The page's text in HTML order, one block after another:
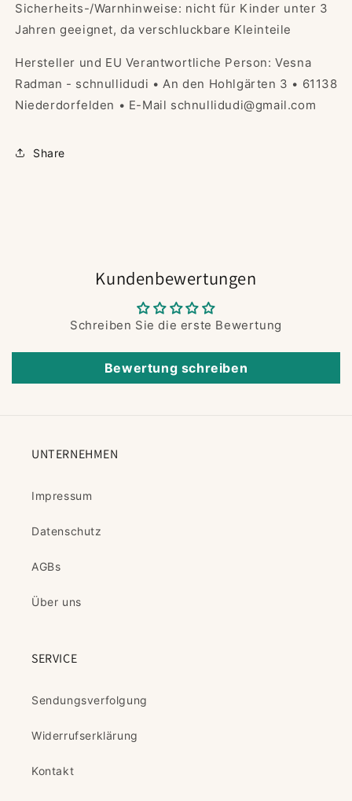
Sicherheits-/Warnhinweise: nicht für Kinder unter 3
Jahren geeignet, da verschluckbare Kleinteile
Hersteller und EU Verantwortliche Person: Vesna
Radman - schnullidudi • An den Hohlgärten 3 • 61138
Niederdorfelden • E-Mail schnullidudi@gmail.com
Share
Kundenbewertungen
Schreiben Sie die erste Bewertung
Bewertung schreiben
UNTERNEHMEN
Impressum
Datenschutz
AGBs
Über uns
SERVICE
Sendungsverfolgung
Widerrufserklärung
Kontakt